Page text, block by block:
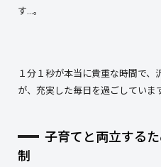
す…。
１分１秒が本当に貴重な時間で
が、充実した毎日を過ごしていま
子育てと両立する
制